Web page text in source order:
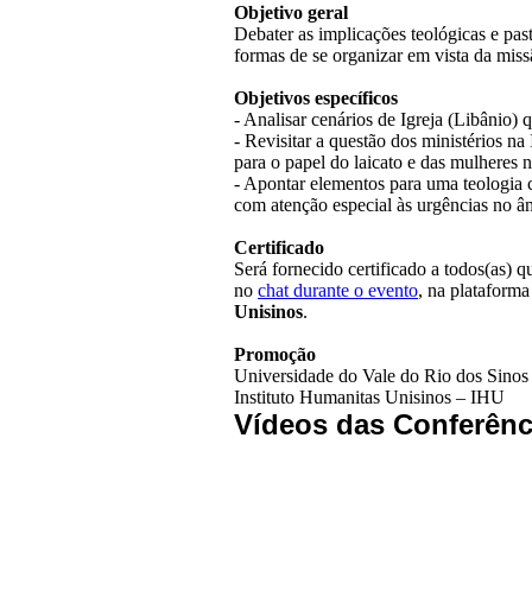
Objetivo geral
Debater as implicações teológicas e
formas de se organizar em vista da
Objetivos específicos
- Analisar cenários de Igreja (Libânio)
- Revisitar a questão dos ministérios
para o papel do laicato e das mulheres
- Apontar elementos para uma teologia
com atenção especial às urgências no
Certificado
Será fornecido certificado a todos(as)
no chat durante o evento, ​na plataforma
Unisinos.
Promoção
Universidade do Vale do Rio dos
Instituto Humanitas Unisinos – IHU
Vídeos das